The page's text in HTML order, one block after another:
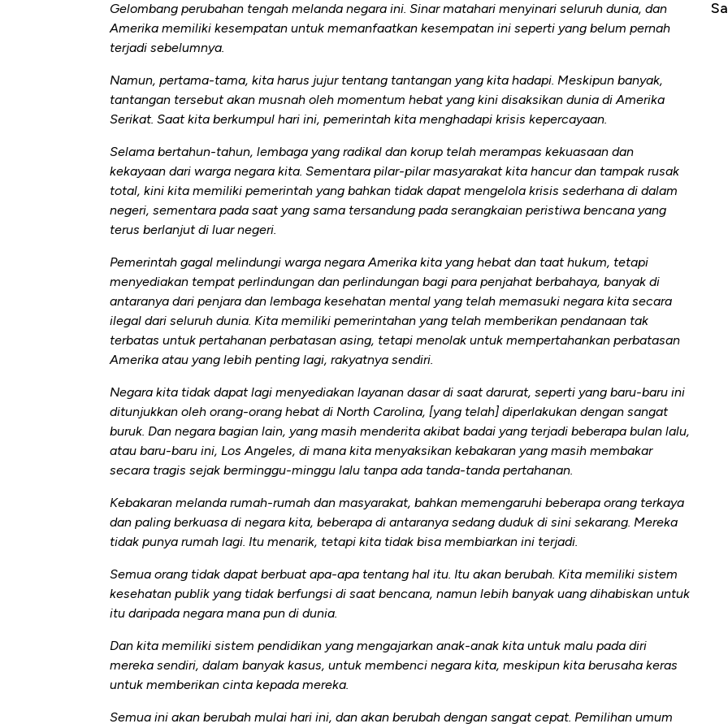
Gelombang perubahan tengah melanda negara ini. Sinar matahari menyinari seluruh dunia, dan
Amerika memiliki kesempatan untuk memanfaatkan kesempatan ini seperti yang belum pernah
terjadi sebelumnya.
Namun, pertama-tama, kita harus jujur tentang tantangan yang kita hadapi. Meskipun banyak,
tantangan tersebut akan musnah oleh momentum hebat yang kini disaksikan dunia di Amerika
Serikat. Saat kita berkumpul hari ini, pemerintah kita menghadapi krisis kepercayaan.
Selama bertahun-tahun, lembaga yang radikal dan korup telah merampas kekuasaan dan
kekayaan dari warga negara kita. Sementara pilar-pilar masyarakat kita hancur dan tampak rusak
total, kini kita memiliki pemerintah yang bahkan tidak dapat mengelola krisis sederhana di dalam
negeri, sementara pada saat yang sama tersandung pada serangkaian peristiwa bencana yang
terus berlanjut di luar negeri.
Pemerintah gagal melindungi warga negara Amerika kita yang hebat dan taat hukum, tetapi
menyediakan tempat perlindungan dan perlindungan bagi para penjahat berbahaya, banyak di
antaranya dari penjara dan lembaga kesehatan mental yang telah memasuki negara kita secara
ilegal dari seluruh dunia. Kita memiliki pemerintahan yang telah memberikan pendanaan tak
terbatas untuk pertahanan perbatasan asing, tetapi menolak untuk mempertahankan perbatasan
Amerika atau yang lebih penting lagi, rakyatnya sendiri.
Negara kita tidak dapat lagi menyediakan layanan dasar di saat darurat, seperti yang baru-baru ini
ditunjukkan oleh orang-orang hebat di North Carolina, [yang telah] diperlakukan dengan sangat
buruk. Dan negara bagian lain, yang masih menderita akibat badai yang terjadi beberapa bulan lalu,
atau baru-baru ini, Los Angeles, di mana kita menyaksikan kebakaran yang masih membakar
secara tragis sejak berminggu-minggu lalu tanpa ada tanda-tanda pertahanan.
Kebakaran melanda rumah-rumah dan masyarakat, bahkan memengaruhi beberapa orang terkaya
dan paling berkuasa di negara kita, beberapa di antaranya sedang duduk di sini sekarang. Mereka
tidak punya rumah lagi. Itu menarik, tetapi kita tidak bisa membiarkan ini terjadi.
Semua orang tidak dapat berbuat apa-apa tentang hal itu. Itu akan berubah. Kita memiliki sistem
kesehatan publik yang tidak berfungsi di saat bencana, namun lebih banyak uang dihabiskan untuk
itu daripada negara mana pun di dunia.
Dan kita memiliki sistem pendidikan yang mengajarkan anak-anak kita untuk malu pada diri
mereka sendiri, dalam banyak kasus, untuk membenci negara kita, meskipun kita berusaha keras
untuk memberikan cinta kepada mereka.
Semua ini akan berubah mulai hari ini, dan akan berubah dengan sangat cepat. Pemilihan umum
di Jaman Dulu
Sampai Ribuan Kilometer